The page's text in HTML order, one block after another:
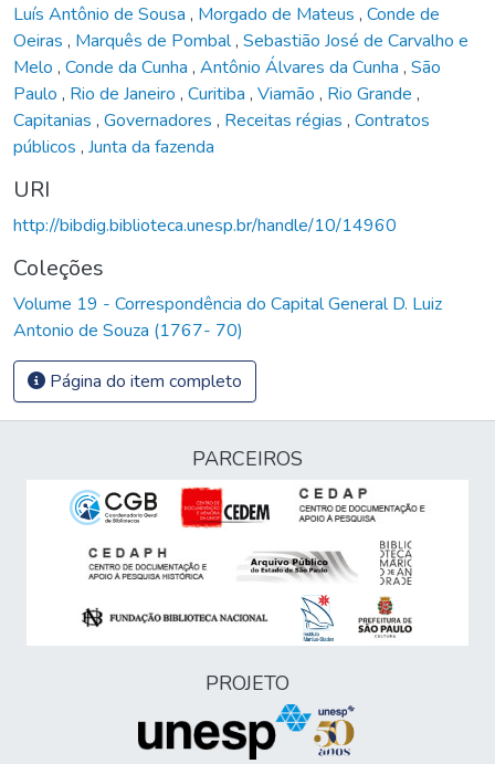
Luís Antônio de Sousa , Morgado de Mateus , Conde de
Oeiras , Marquês de Pombal, Sebastião José de Carvalho e
Melo , Conde da Cunha , Antônio Álvares da Cunha , São
Paulo , Rio de Janeiro , Curitiba , Viamão , Rio Grande ,
Capitanias , Governadores , Receitas régias , Contratos
públicos , Junta da fazenda
URI
http://bibdig.biblioteca.unesp.br/handle/10/14960
Coleções
Volume 19 - Correspondência do Capital General D. Luiz
Antonio de Souza (1767- 70)
Página do item completo
PARCEIROS
PROJETO